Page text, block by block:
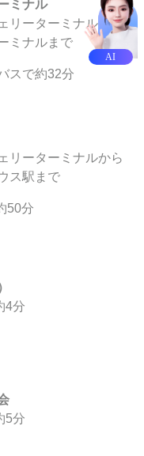
ミナル
リーターミナルから
ミナルまで
スで約32分
リーターミナルから
ス駅まで
50分
4分
5分
AI